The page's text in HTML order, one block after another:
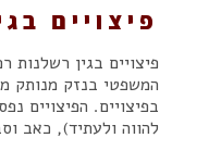
פיצויים
פיצויים בגין
המשפטי בנזק מנותק
בפיצויים. הפיצויים
להווה ולעתיד), כאב